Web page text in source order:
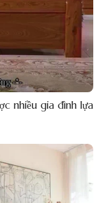
nhiều gia đình lựa